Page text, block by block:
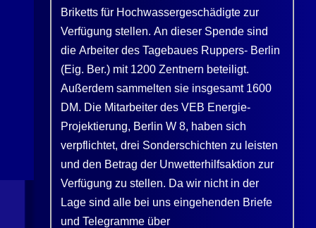
Briketts für Hochwassergeschädigte zur
Verfügung stellen. An dieser Spende sind
die Arbeiter des Tagebaues Ruppers- Berlin
(Eig. Ber.) mit 1200 Zentnern beteiligt.
Außerdem sammelten sie insgesamt 1600
DM. Die Mitarbeiter des VEB Energie-
Projektierung, Berlin W 8, haben sich
verpflichtet, drei Sonderschichten zu leisten
und den Betrag der Unwetterhilfsaktion zur
Verfügung zu stellen. Da wir nicht in der
Lage sind alle bei uns eingehenden Briefe
und Telegramme über